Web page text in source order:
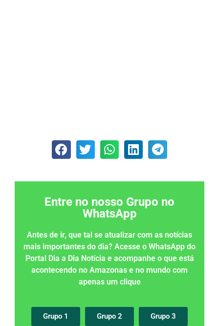
Entre no nosso Grupo no
WhatsApp
Antes de ir, que tal se atualizar com as notícias
mais importantes do dia? Acesse o WhatsApp do
Portal Dia a Dia Notícia e acompanhe o que está
acontecendo no Amazonas e no mundo com
apenas um clique
Grupo 1 Grupo 2 Grupo 3